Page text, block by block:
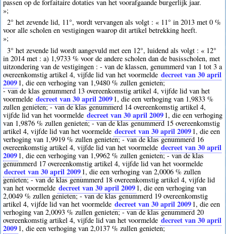
passen op de forfaitaire dotaties van het voorafgaande burgerlijk jaar.
»;
2° het zevende lid, 11°, wordt vervangen als volgt : « 11° in 2013 met 0 %
voor alle scholen en vestigingen waarop dit artikel betrekking heeft.
»;
3° het zevende lid wordt aangevuld met een 12°, luidend als volgt : « 12°
in 2014 met : a) 1,9733 % voor de andere scholen dan de basisscholen, met
uitzondering van de vestigingen : - van de klassen, genummerd van 1 tot 3 a
overeenkomstig artikel 4, vijfde lid van het voormelde decreet van 30 april
2009 1, die een verhoging van 1,9480 % zullen genieten;
- van de klas genummerd 13 overeenkomstig artikel 4, vijfde lid van het
voormelde decreet van 30 april 2009 1, die een verhoging van 1,9833 %
zullen genieten; - van de klas genummerd 14 overeenkomstig artikel 4,
vijfde lid van het voormelde decreet van 30 april 2009 1, die een verhoging
van 1,9876 % zullen genieten; - van de klas genummerd 15 overeenkomstig
artikel 4, vijfde lid van het voormelde decreet van 30 april 2009 1, die een
verhoging van 1,9919 % zullen genieten; - van de klas genummerd 16
overeenkomstig artikel 4, vijfde lid van het voormelde decreet van 30 april
2009 1, die een verhoging van 1,9962 % zullen genieten; - van de klas
genummerd 17 overeenkomstig artikel 4, vijfde lid van het voormelde
decreet van 30 april 2009 1, die een verhoging van 2,0006 % zullen
genieten; - van de klas genummerd 18 overeenkomstig artikel 4, vijfde lid
van het voormelde decreet van 30 april 2009 1, die een verhoging van
2,0049 % zullen genieten; - van de klas genummerd 19 overeenkomstig
artikel 4, vijfde lid van het voormelde decreet van 30 april 2009 1, die een
verhoging van 2,0093 % zullen genieten; - van de klas genummerd 20
overeenkomstig artikel 4, vijfde lid van het voormelde decreet van 30 april
2009 1, die een verhoging van 2,0137 % zullen genieten;